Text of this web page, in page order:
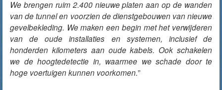
We brengen ruim 2.400 nieuwe platen aan op de wanden
van de tunnel en voorzien de dienstgebouwen van nieuwe
gevelbekleding. We maken een begin met het verwijderen
van de oude installaties en systemen, inclusief de
honderden kilometers aan oude kabels. Ook schakelen
we de hoogtedetectie in, waarmee we schade door te
hoge voertuigen kunnen voorkomen.”